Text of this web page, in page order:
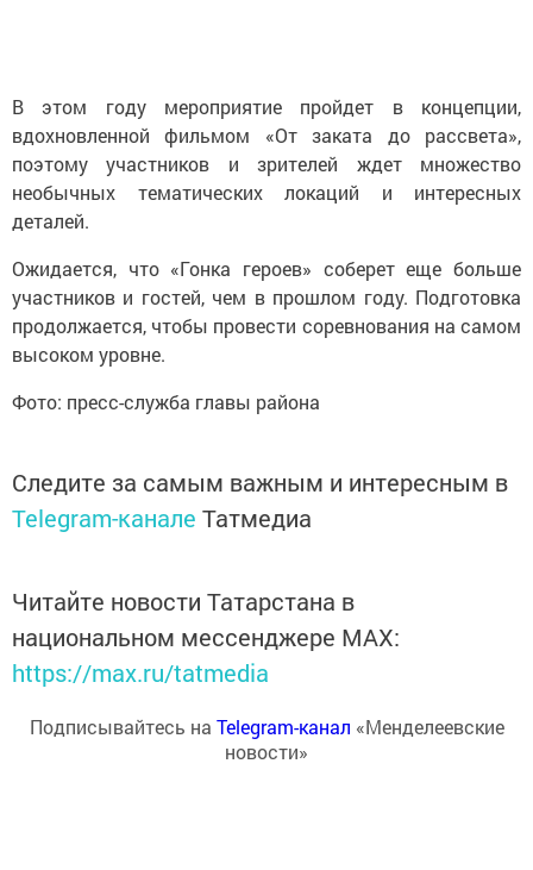
В этом году мероприятие пройдет в концепции,
вдохновленной фильмом «От заката до рассвета»,
поэтому участников и зрителей ждет множество
необычных тематических локаций и интересных
деталей.
Ожидается, что «Гонка героев» соберет еще больше
участников и гостей, чем в прошлом году. Подготовка
продолжается, чтобы провести соревнования на самом
высоком уровне.
Фото: пресс-служба главы района
Следите за самым важным и интересным в
Telegram-канале Татмедиа
Читайте новости Татарстана в
национальном мессенджере MАХ:
https://max.ru/tatmedia
Подписывайтесь на Telegram-канал «Менделеевские
новости»